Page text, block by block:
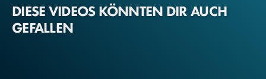
DIESE VIDEOS KÖNNTEN DIR AUCH
GEFALLEN